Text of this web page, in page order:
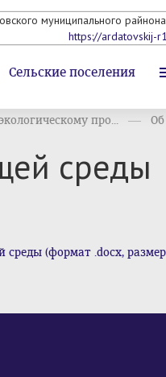
муниципального
https://ardatovskij-
Сельские поселения
про...
среды
(формат .docx, размер